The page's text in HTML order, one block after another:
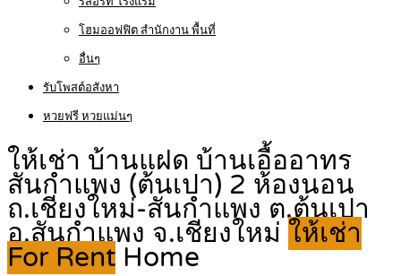
โฮมออฟฟิต สำนักงาน พื้นที่
อื่นๆ
รับโพสต์อสังหา
หวยฟรี หวยแม่นๆ
ให้เช่า บ้านแฝด บ้านเอื้ออาทร
สันกำแพง (ต้นเปา) 2 ห้องนอน
ถ.เชียงใหม่-สันกำแพง ต.ต้นเปา
อ.สันกำแพง จ.เชียงใหม่ ให้เช่า
For Rent Home